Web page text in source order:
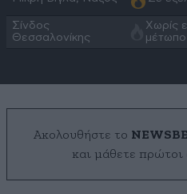
Σίνδος
Θεσσαλονίκης
Χωρίς
μέτωπο
Ακολουθήστε το
και μάθετε πρώτοι